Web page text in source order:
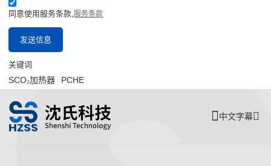
同意使用服务条款,服务条款
发送信息
关键词
SCO₂加热器 PCHE
中文字幕